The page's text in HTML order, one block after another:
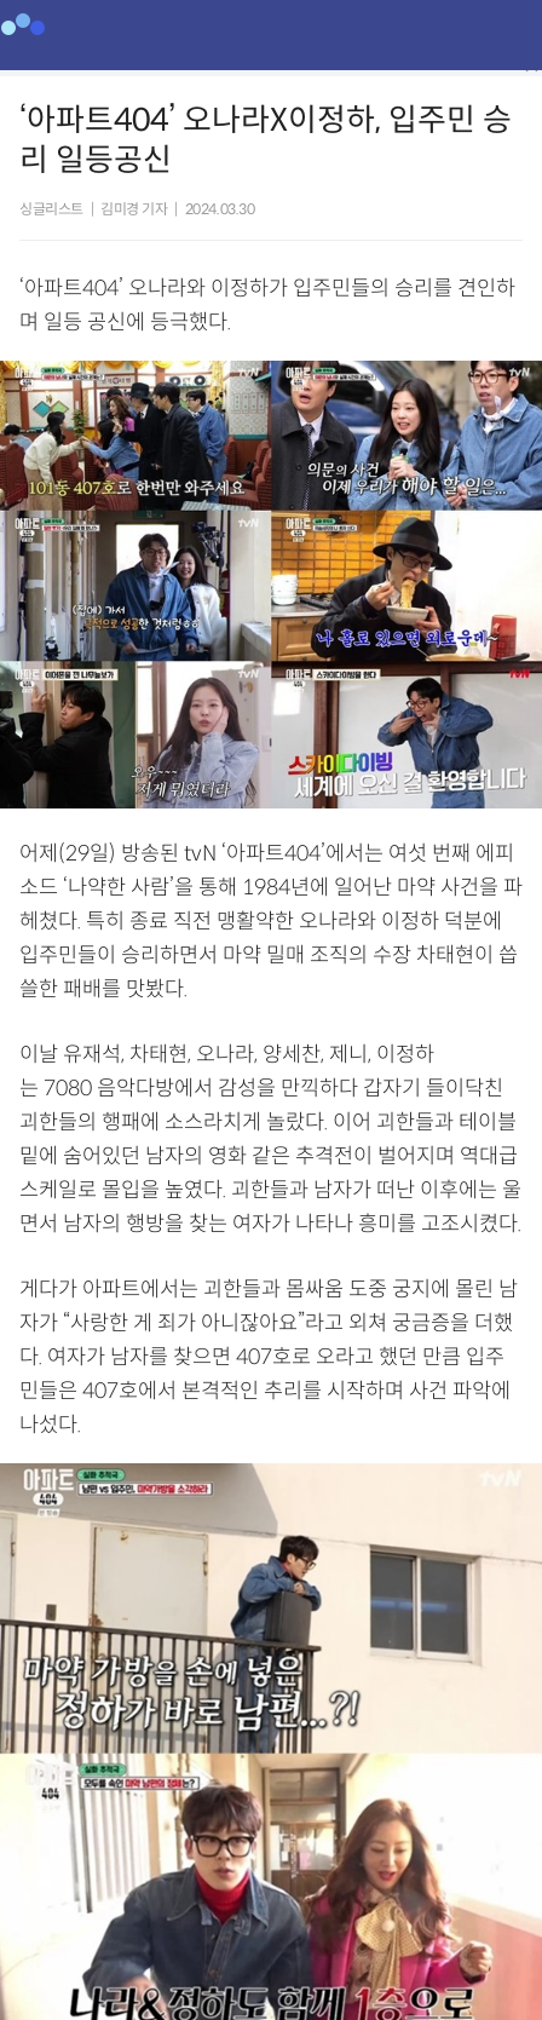
‘아파트404’ 오나라X이정하, 입주민 승
리 일등공신
싱글리스트 김미경 기자 2024.03.30
‘아파트404’ 오나라와 이정하가 입주민들의 승리를 견인하
며 일등 공신에 등극했다.
어제(29일) 방송된 tvN ‘아파트404’에서는 여섯 번째 에피
소드 ‘나약한 사람’을 통해 1984년에 일어난 마약 사건을 파
헤쳤다. 특히 종료 직전 맹활약한 오나라와 이정하 덕분에
입주민들이 승리하면서 마약 밀매 조직의 수장 차태현이 씁
쓸한 패배를 맛봤다.
이날 유재석, 차태현, 오나라, 양세찬, 제니, 이정하
는 7080 음악다방에서 감성을 만끽하다 갑자기 들이닥친
괴한들의 행패에 소스라치게 놀랐다. 이어 괴한들과 테이블
밑에 숨어있던 남자의 영화 같은 추격전이 벌어지며 역대급
스케일로 몰입을 높였다. 괴한들과 남자가 떠난 이후에는 울
면서 남자의 행방을 찾는 여자가 나타나 흥미를 고조시켰다.
게다가 아파트에서는 괴한들과 몸싸움 도중 궁지에 몰린 남
자가 “사랑한 게 죄가 아니잖아요”라고 외쳐 궁금증을 더했
다. 여자가 남자를 찾으면 407호로 오라고 했던 만큼 입주
민들은 407호에서 본격적인 추리를 시작하며 사건 파악에
나섰다.